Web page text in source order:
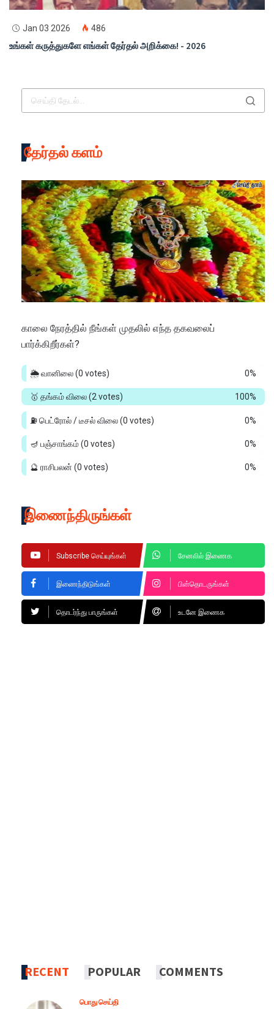
Jan 03 2026 486
உங்கள் கருத்துகளே எங்கள் தேர்தல் அறிக்கை! - 2026
தேர்தல் களம்
காலை நேரத்தில் நீங்கள் முதலில் எந்த தகவலைப்
பார்க்கிறீர்கள்?
0%
🌦️ வானிலை(0 votes)
100%
🥇 தங்கம் விலை(2 votes)
0%
⛽ பெட்ரோல் / டீசல் விலை(0 votes)
0%
🪔 பஞ்சாங்கம்(0 votes)
0%
🔮 ராசிபலன் (0 votes)
இணைந்திருங்கள்
Subscribe செய்யுங்கள் சேனலில் இணைக
இணைந்திடுங்கள் பின்தொடருங்கள்
தொடர்ந்து பாருங்கள் உடனே இணைக
RECENT POPULAR COMMENTS
பொது செய்தி